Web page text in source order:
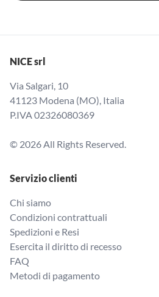
NICE srl
Via Salgari, 10
41123 Modena (MO), Italia
P.IVA 02326080369
© 2026 All Rights Reserved.
Servizio clienti
Chi siamo
Condizioni contrattuali
Spedizioni e Resi
Esercita il diritto di recesso
FAQ
Metodi di pagamento